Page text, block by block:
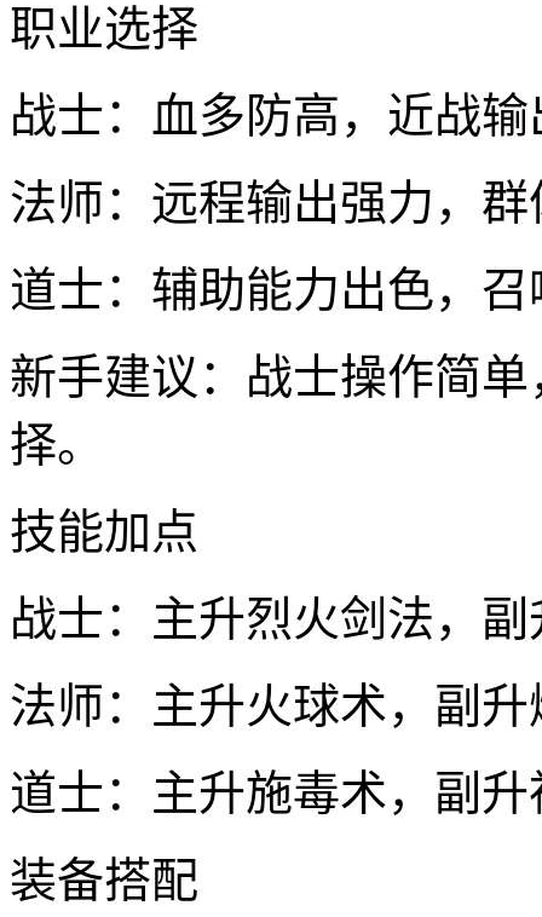
职业选择
战士：血多防高，近战
法师：远程输出强力，
道士：辅助能力出色，
新手建议：战士操作简
择。
技能加点
战士：主升烈火剑法，
法师：主升火球术，副
道士：主升施毒术，副
装备搭配